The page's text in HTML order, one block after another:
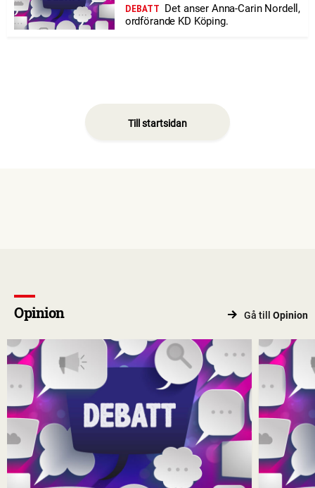
DEBATT Det anser Anna-Carin Nordell,
ordförande KD Köping.
Till startsidan
Opinion Gå till Opinion